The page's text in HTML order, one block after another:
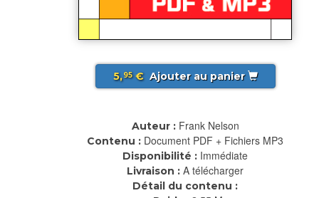
5,95€ Ajouter au panier
Auteur : Frank Nelson
Contenu : Document PDF + Fichiers MP3
Disponibilité : Immédiate
Livraison : A télécharger
Détail du contenu :